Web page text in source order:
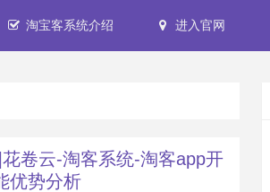
淘宝客系统介绍 进入官网
花卷云-淘客系统-淘客app开
优势分析